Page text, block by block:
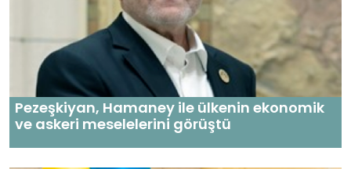
Pezeşkiyan, Hamaney ile ülkenin ekonomik
ve askeri meselelerini görüştü